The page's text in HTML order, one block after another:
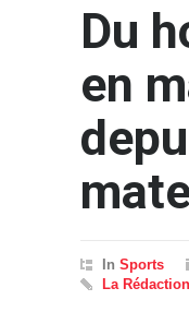
Du
en
In Sports
La Rédaction